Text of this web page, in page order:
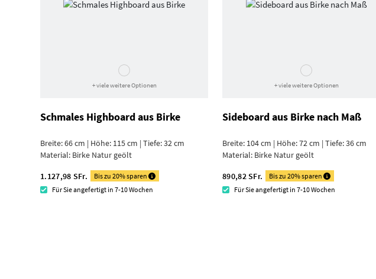
+ viele weitere Optionen
Schmales Highboard aus Birke
Breite: 66 cm | Höhe: 115 cm | Tiefe: 32 cm
Material: Birke Natur geölt
1.127,98 SFr.
Bis zu 20% sparen
Für Sie angefertigt in 7-10 Wochen
+ viele weitere Optionen
Sideboard aus Birke nach Maß
Breite: 104 cm | Höhe: 72 cm | Tiefe: 36 cm
Material: Birke Natur geölt
890,82 SFr.
Bis zu 20% sparen
Für Sie angefertigt in 7-10 Wochen